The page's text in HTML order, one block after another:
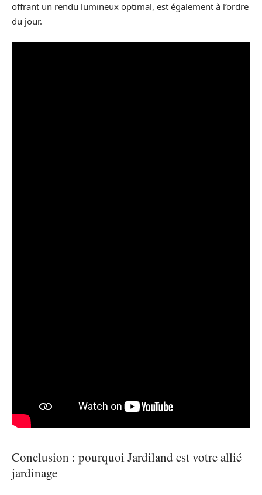
offrant un rendu lumineux optimal, est également à l’ordre
du jour.
Conclusion : pourquoi Jardiland est votre allié
jardinage